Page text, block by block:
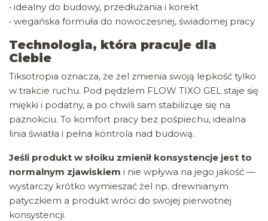
• idealny do budowy, przedłużania i korekt
• wegańska formuła do nowoczesnej, świadomej pracy
Technologia, która pracuje dla
Ciebie
Tiksotropia oznacza, że żel zmienia swoją lepkość tylko
w trakcie ruchu. Pod pędzlem FLOW TIXO GEL staje się
miękki i podatny, a po chwili sam stabilizuje się na
paznokciu. To komfort pracy bez pośpiechu, idealna
linia światła i pełna kontrola nad budową.
Jeśli produkt w słoiku zmienił konsystencje jest to
normalnym zjawiskiem i nie wpływa na jego jakość —
wystarczy krótko wymieszać żel np. drewnianym
patyczkiem a produkt wróci do swojej pierwotnej
konsystencji.